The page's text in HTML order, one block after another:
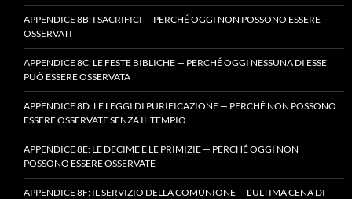
APPENDICE 8B: I SACRIFICI — PERCHÉ OGGI NON POSSONO ESSERE
OSSERVATI
APPENDICE 8C: LE FESTE BIBLICHE — PERCHÉ OGGI NESSUNA DI ESSE
PUÒ ESSERE OSSERVATA
APPENDICE 8D: LE LEGGI DI PURIFICAZIONE — PERCHÉ NON POSSONO
ESSERE OSSERVATE SENZA IL TEMPIO
APPENDICE 8E: LE DECIME E LE PRIMIZIE — PERCHÉ OGGI NON
POSSONO ESSERE OSSERVATE
APPENDICE 8F: IL SERVIZIO DELLA COMUNIONE — L’ULTIMA CENA DI